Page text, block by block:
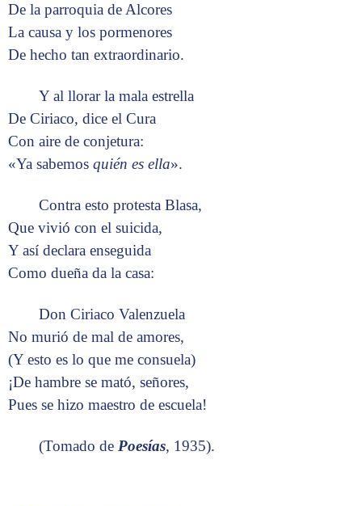
De la parroquia de Alcores
La causa y los pormenores
De hecho tan extraordinario.
Y al llorar la mala estrella
De Ciriaco, dice el Cura
Con aire de conjetura:
«Ya sabemos quién es ella».
Contra esto protesta Blasa,
Que vivió con el suicida,
Y así declara enseguida
Como dueña da la casa:
Don Ciriaco Valenzuela
No murió de mal de amores,
(Y esto es lo que me consuela)
¡De hambre se mató, señores,
Pues se hizo maestro de escuela!
(Tomado dePoesías, 1935).